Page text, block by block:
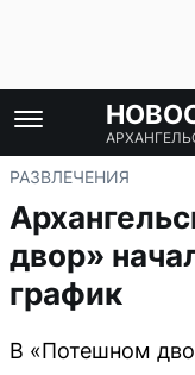
РАЗВЛЕЧЕНИЯ
двор»
график
В «Потешном